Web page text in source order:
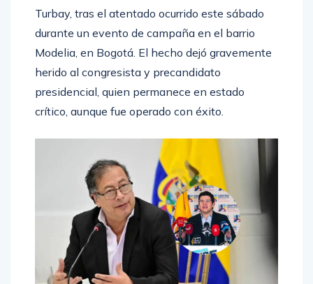
equipo de seguridad del senador Miguel Uribe
Turbay, tras el atentado ocurrido este sábado
durante un evento de campaña en el barrio
Modelia, en Bogotá. El hecho dejó gravemente
herido al congresista y precandidato
presidencial, quien permanece en estado